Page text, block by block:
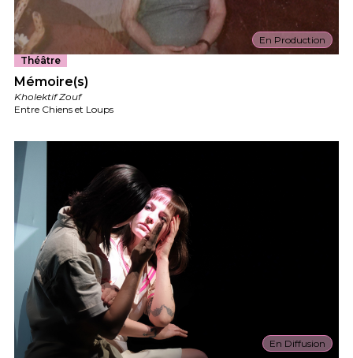
En Production
Théâtre
Mémoire(s)
Kholektif Zouf
Entre Chiens et Loups
En Diffusion